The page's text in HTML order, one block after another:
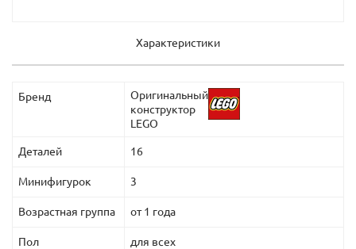
Характеристики
Бренд
Оригинальный
конструктор
LEGO
Деталей 16
Минифигурок 3
Возрастная группа от 1 года
Пол для всех